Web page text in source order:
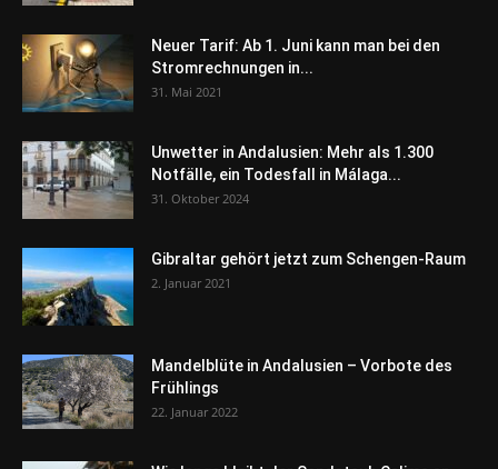
Neuer Tarif: Ab 1. Juni kann man bei den
Stromrechnungen in...
31. Mai 2021
Unwetter in Andalusien: Mehr als 1.300
Notfälle, ein Todesfall in Málaga...
31. Oktober 2024
Gibraltar gehört jetzt zum Schengen-Raum
2. Januar 2021
Mandelblüte in Andalusien – Vorbote des
Frühlings
22. Januar 2022